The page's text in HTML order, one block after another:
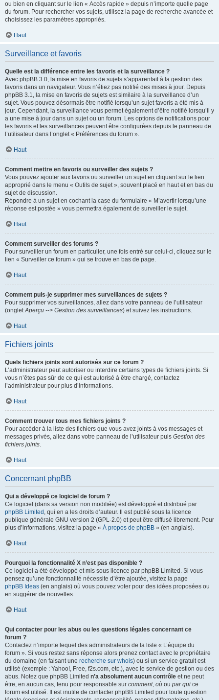
ou bien en cliquant sur le lien « Accès rapide » depuis n’importe quelle page
du forum. Pour rechercher vos sujets, utilisez la page de recherche avancée et
choisissez les paramètres appropriés.
Haut
Surveillance et favoris
Quelle est la différence entre les favoris et la surveillance ?
Avec phpBB 3.0, la mise en favoris de sujets s’apparentait à la gestion des
favoris dans un navigateur. Vous n’étiez pas notifié des mises à jour. Depuis
phpBB 3.1, la mise en favoris de sujets est similaire à la surveillance d’un
sujet. Vous pouvez désormais être notifié lorsqu’un sujet favoris a été mis à
jour. Cependant, la surveillance vous permet également d’être notifié lorsqu’il y
a une mise à jour dans un sujet ou un forum. Les options de notifications pour
les favoris et les surveillances peuvent être configurées depuis le panneau de
l’utilisateur dans l’onglet « Préférences du forum ».
Haut
Comment mettre en favoris ou surveiller des sujets ?
Vous pouvez ajouter aux favoris ou surveiller un sujet en cliquant sur le lien
approprié dans le menu « Outils de sujet », souvent placé en haut et en bas du
sujet de discussion.
Répondre à un sujet en cochant la case du formulaire « M’avertir lorsqu’une
réponse est postée » vous permettra également de surveiller le sujet.
Haut
Comment surveiller des forums ?
Pour surveiller un forum en particulier, une fois entré sur celui-ci, cliquez sur le
lien « Surveiller ce forum » qui se trouve en bas de page.
Haut
Comment puis-je supprimer mes surveillances de sujets ?
Pour supprimer vos surveillances, allez dans votre panneau de l’utilisateur
(ongletAperçu --> Gestion des surveillances) et suivez les instructions.
Haut
Fichiers joints
Quels fichiers joints sont autorisés sur ce forum ?
L’administrateur peut autoriser ou interdire certains types de fichiers joints. Si
vous n’êtes pas sûr de ce qui est autorisé à être chargé, contactez
l’administrateur pour plus d’informations.
Haut
Comment trouver tous mes fichiers joints ?
Pour accéder à la liste des fichiers que vous avez joints à vos messages et
messages privés, allez dans votre panneau de l’utilisateur puis Gestion des
fichiers joints.
Haut
Concernant phpBB
Qui a développé ce logiciel de forum ?
Ce logiciel (dans sa version non modifiée) est développé et distribué par
phpBB Limited , qui en a les droits d’auteur. Il est publié sous la licence
publique générale GNU version 2 (GPL-2.0) et peut être diffusé librement. Pour
plus d’informations, visitez la page « À propos de phpBB » (en anglais).
Haut
Pourquoi la fonctionnalité X n’est pas disponible ?
Ce logiciel a été développé et mis sous licence par phpBB Limited. Si vous
pensez qu’une fonctionnalité nécessite d’être ajoutée, visitez la page
phpBB Ideas (en anglais) où vous pouvez voter pour des idées proposées ou
en suggérer de nouvelles.
Haut
Qui contacter pour les abus ou les questions légales concernant ce
forum ?
Contactez n’importe lequel des administrateurs de la liste « L’équipe du
forum ». Si vous restez sans réponse alors prenez contact avec le propriétaire
du domaine (en faisant une recherche sur whois) ou si un service gratuit est
utilisé (exemple : Yahoo!, Free, f2s.com, etc.), avec le service de gestion ou des
abus. Notez que phpBB Limited n’a absolument aucun contrôle et ne peut
être, en aucun cas, tenu pour responsable sur comment, où ou par qui ce
forum est utilisé. Il est inutile de contacter phpBB Limited pour toute question